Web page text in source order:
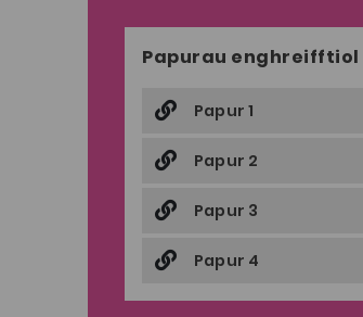
Papurau
Papur 1
Papur 2
Papur 3
Papur 4